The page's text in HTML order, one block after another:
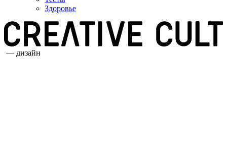
Здоровье
— дизайн